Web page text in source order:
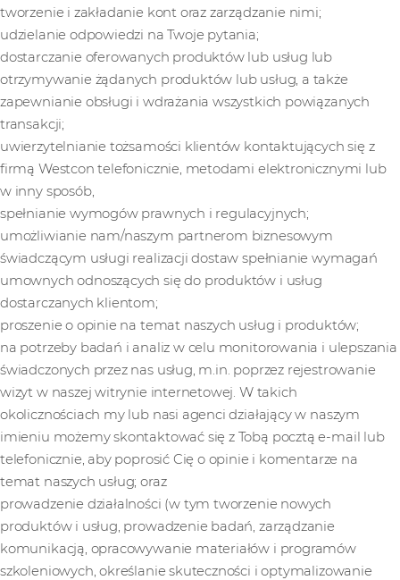
tworzenie i zakładanie kont oraz zarządzanie nimi;
udzielanie odpowiedzi na Twoje pytania;
dostarczanie oferowanych produktów lub usług lub
otrzymywanie żądanych produktów lub usług, a także
zapewnianie obsługi i wdrażania wszystkich powiązanych
transakcji;
uwierzytelnianie tożsamości klientów kontaktujących się z
firmą Westcon telefonicznie, metodami elektronicznymi lub
w inny sposób,
spełnianie wymogów prawnych i regulacyjnych;
umożliwianie nam/naszym partnerom biznesowym
świadczącym usługi realizacji dostaw spełnianie wymagań
umownych odnoszących się do produktów i usług
dostarczanych klientom;
proszenie o opinie na temat naszych usług i produktów;
na potrzeby badań i analiz w celu monitorowania i ulepszania
świadczonych przez nas usług, m.in. poprzez rejestrowanie
wizyt w naszej witrynie internetowej. W takich
okolicznościach my lub nasi agenci działający w naszym
imieniu możemy skontaktować się z Tobą pocztą e-mail lub
telefonicznie, aby poprosić Cię o opinie i komentarze na
temat naszych usług; oraz
prowadzenie działalności (w tym tworzenie nowych
produktów i usług, prowadzenie badań, zarządzanie
komunikacją, opracowywanie materiałów i programów
szkoleniowych, określanie skuteczności i optymalizowanie